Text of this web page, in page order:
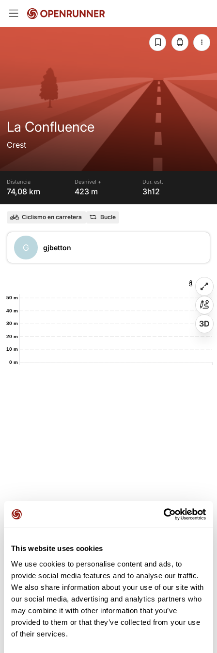
This website uses cookies
We use cookies to personalise content and ads, to
provide social media features and to analyse our traffic.
We also share information about your use of our site with
our social media, advertising and analytics partners who
may combine it with other information that you’ve
provided to them or that they’ve collected from your use
of their services.
La Confluence
Crest
Distancia
74,08 km
Desnivel +
423 m
Dur. est.
3h12
Ciclismo en carretera Bucle
G gjbetton
0 m
10 m
20 m
30 m
40 m
50 m
3D
Opiniones de los usuarios
Este recorrido aún no contiene opiniones. ¿Ya lo has
completado? ¡Deja la primera opinión!
Añadir una opinión